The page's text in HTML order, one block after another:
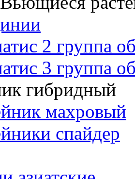
2 группа
3 группа
гибридный
махровый
спайдер